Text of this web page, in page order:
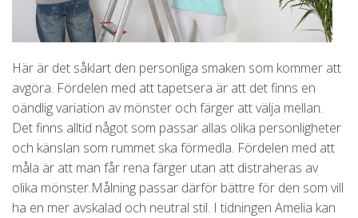
Här är det såklart den personliga smaken som kommer att
avgöra. Fördelen med att tapetsera är att det finns en
oändlig variation av mönster och färger att välja mellan.
Det finns alltid något som passar allas olika personligheter
och känslan som rummet ska förmedla. Fördelen med att
måla är att man får rena färger utan att distraheras av
olika mönster.Målning passar därför bättre för den som vill
ha en mer avskalad och neutral stil. I tidningen Amelia kan